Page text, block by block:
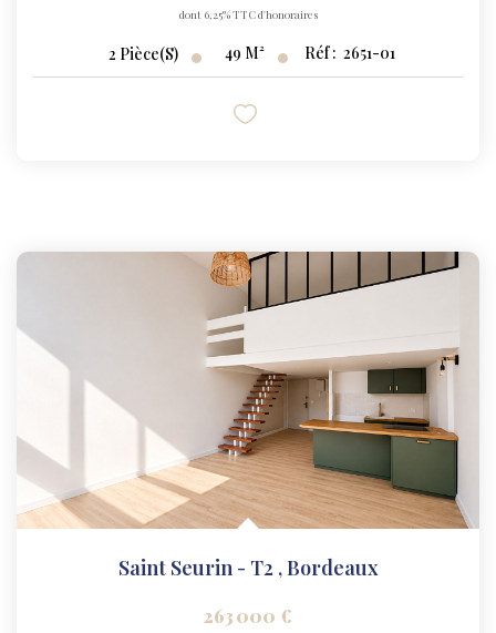
dont 6,25% TTC d'honoraires
2 Pièce(s) 49 M² Réf : 2651-01
Saint Seurin - T2 ,Bordeaux
263 000 €